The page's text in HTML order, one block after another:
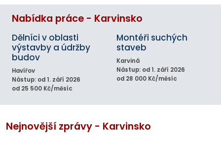
Nabídka práce - Karvinsko
Dělníci v oblasti
výstavby a údržby
budov
Havířov
Nástup: od 1. září 2026
od 25 500 Kč/měsíc
Montéři suchých
staveb
Karviná
Nástup: od 1. září 2026
od 28 000 Kč/měsíc
Nejnovější zprávy - Karvinsko